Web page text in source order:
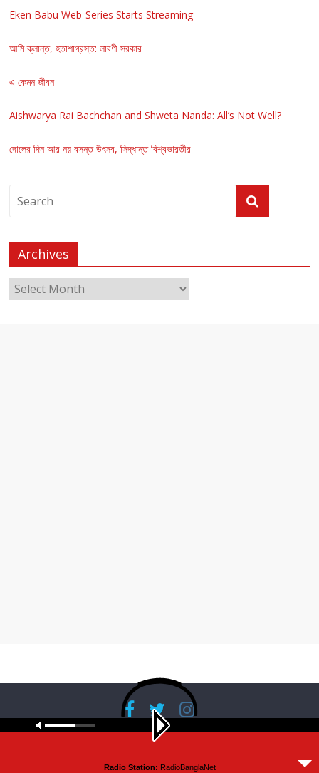
Eken Babu Web-Series Starts Streaming
আমি ক্লান্ত, হতাশাগ্রস্ত: লাবণী সরকার
এ কেমন জীবন
Aishwarya Rai Bachchan and Shweta Nanda: All’s Not Well?
দোলের দিন আর নয় বসন্ত উৎসব, সিদ্ধান্ত বিশ্বভারতীর
Archives
Copyright © 2026RadioBanglaNet. All rights reserved.
Radio Station: RadioBanglaNet